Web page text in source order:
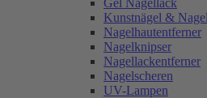
Gel Nagellack
Kunstnägel &
Nagelhautentferner
Nagelknipser
Nagellackentferner
Nagelscheren
UV-Lampen